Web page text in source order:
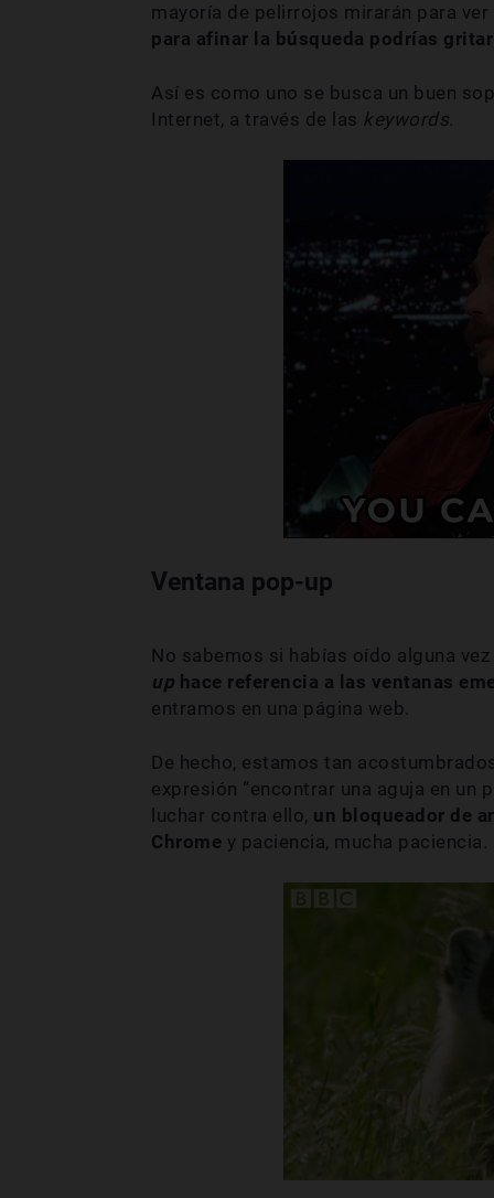
mayoría de pelirrojos mirarán para
para afinar la búsqueda podrías
Así es como uno se busca un buen
Internet, a través de las keywords.
Ventana pop-up
No sabemos si habías oído alguna
up hace referencia a las ventanas
entramos en una página web.
De hecho, estamos tan
expresión “encontrar una aguja en un
luchar contra ello, un bloqueador de
Chrome y paciencia, mucha paciencia.